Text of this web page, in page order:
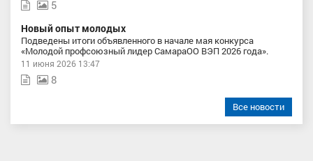
5
Новый опыт молодых
Подведены итоги объявленного в начале мая конкурса
«Молодой профсоюзный лидер СамараОО ВЭП 2026 года».
11 июня 2026 13:47
8
Все новости